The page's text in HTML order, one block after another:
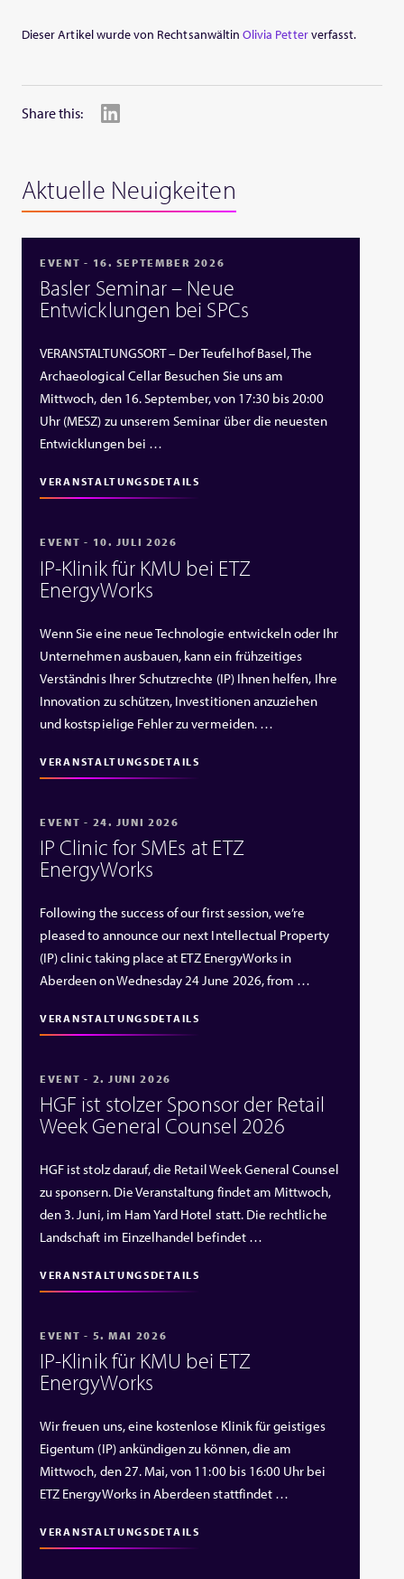
Dieser Artikel wurde von RechtsanwältinOlivia Petterverfasst.
Share this:
Aktuelle Neuigkeiten
EVENT - 16. SEPTEMBER 2026
Basler Seminar – Neue
Entwicklungen bei SPCs
VERANSTALTUNGSORT – Der Teufelhof Basel, The
Archaeological Cellar Besuchen Sie uns am
Mittwoch, den 16. September, von 17:30 bis 20:00
Uhr (MESZ) zu unserem Seminar über die neuesten
Entwicklungen bei …
VERANSTALTUNGSDETAILS
EVENT - 10. JULI 2026
IP‑Klinik für KMU bei ETZ
EnergyWorks
Wenn Sie eine neue Technologie entwickeln oder Ihr
Unternehmen ausbauen, kann ein frühzeitiges
Verständnis Ihrer Schutzrechte (IP) Ihnen helfen, Ihre
Innovation zu schützen, Investitionen anzuziehen
und kostspielige Fehler zu vermeiden. …
VERANSTALTUNGSDETAILS
EVENT - 24. JUNI 2026
IP Clinic for SMEs at ETZ
EnergyWorks
Following the success of our first session, we’re
pleased to announce our next Intellectual Property
(IP) clinic taking place at ETZ EnergyWorks in
Aberdeen on Wednesday 24 June 2026, from …
VERANSTALTUNGSDETAILS
EVENT - 2. JUNI 2026
HGF ist stolzer Sponsor der Retail
Week General Counsel 2026
HGF ist stolz darauf, die Retail Week General Counsel
zu sponsern. Die Veranstaltung findet am Mittwoch,
den 3. Juni, im Ham Yard Hotel statt. Die rechtliche
Landschaft im Einzelhandel befindet …
VERANSTALTUNGSDETAILS
EVENT - 5. MAI 2026
IP‑Klinik für KMU bei ETZ
EnergyWorks
Wir freuen uns, eine kostenlose Klinik für geistiges
Eigentum (IP) ankündigen zu können, die am
Mittwoch, den 27. Mai, von 11:00 bis 16:00 Uhr bei
ETZ EnergyWorks in Aberdeen stattfindet …
VERANSTALTUNGSDETAILS